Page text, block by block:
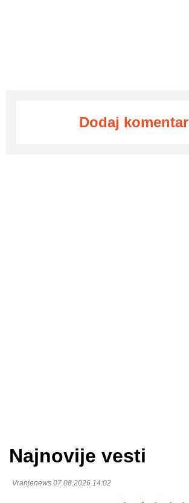
Dodaj komentar
Najnovije vesti
Vranjenews 07.08.2026 14:02